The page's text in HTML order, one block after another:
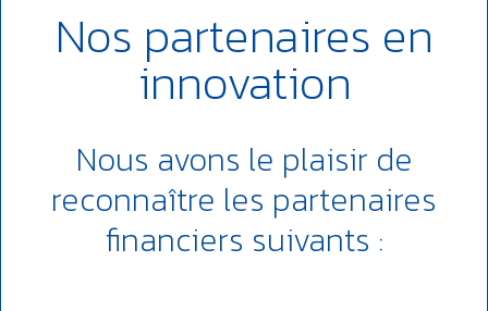
Nos partenaires en
innovation
Nous avons le plaisir de
reconnaître les partenaires
financiers suivants :